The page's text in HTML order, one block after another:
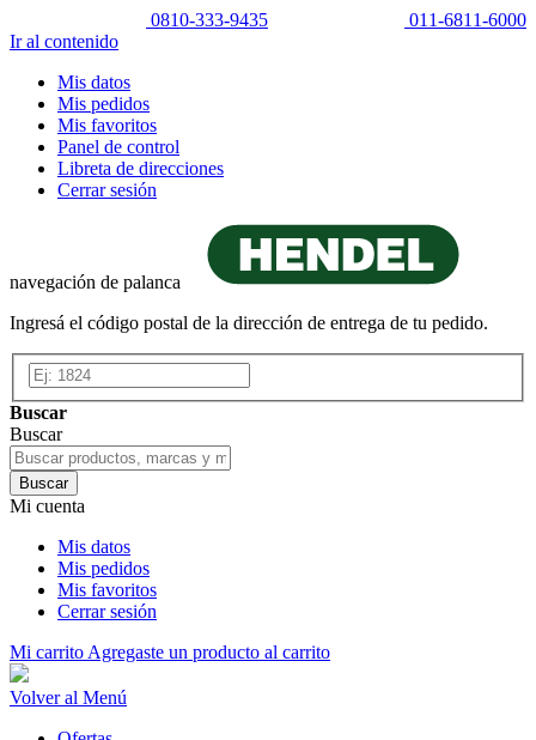
0810-333-9435
011-6811-6000
Ir al contenido
Mis datos
Mis pedidos
Mis favoritos
Panel de control
Libreta de direcciones
Cerrar sesión
navegación de palanca
Ingresá el código postal de la dirección de entrega de tu pedido.
Buscar
Buscar
Buscar
Mi cuenta
Mis datos
Mis pedidos
Mis favoritos
Cerrar sesión
Mi carrito Agregaste un producto al carrito
Volver al Menú